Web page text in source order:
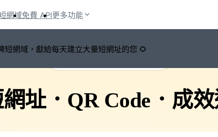
短網域，獻給每天建立大量短網址的您 🌻
網域免費 API更多功能
🚀 PicSee 短網址永久有效
址． QR Code ． 成